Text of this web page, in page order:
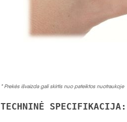
* Prekės išvaizda gali skirtis nuo pateiktos nuotraukoje
TECHNINĖ SPECIFIKACIJA: